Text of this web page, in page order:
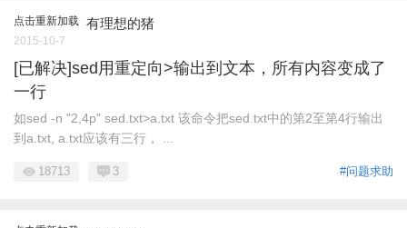
点击重新加载 有理想的猪
2015-10-7
[已解决]sed用重定向>输出到文本，所有内容变成了
一行
如sed -n "2,4p" sed.txt>a.txt 该命令把sed.txt中的第2至第4行输出
到a.txt, a.txt应该有三行， ...
#问题求助
18713 3